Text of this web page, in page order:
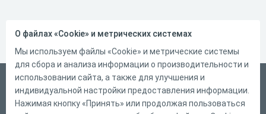
Русский
Справка
О файлах «Cookie» и метрических системах
Мы используем файлы «Cookie» и метрические системы
для сбора и анализа информации о производительности и
использовании сайта, а также для улучшения и
индивидуальной настройки предоставления информации.
Нажимая кнопку «Принять» или продолжая пользоваться